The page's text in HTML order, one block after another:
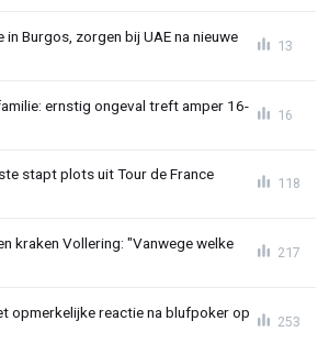
Burgos, zorgen bij UAE na nieuwe
13
ernstig ongeval treft amper 16-
16
stapt plots uit Tour de France
118
kraken Vollering: "Vanwege welke
217
opmerkelijke reactie na blufpoker op
253